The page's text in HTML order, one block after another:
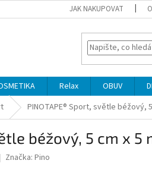
JAK NAKUPOVAT
Relax OBUV
PINOTAPE® Sport, světle béžový,
béžový, 5 cm x 5
Značka: Pino